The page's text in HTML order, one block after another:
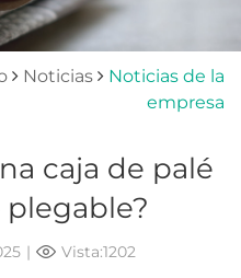
Noticias
Noticias de la
empresa
caja de palé
| Vista:1202